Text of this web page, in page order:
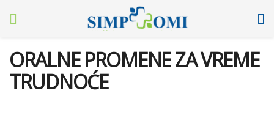
ORALNE PROMENE ZA VREME
TRUDNOĆE